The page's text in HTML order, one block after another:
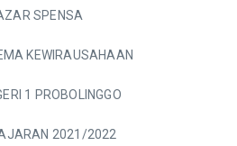
SPENSA
KEWIRAUSAHAAN
1 PROBOLINGGO
2021/2022